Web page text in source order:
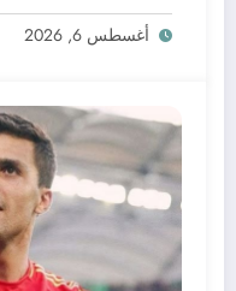
أغسطس 6, 2026